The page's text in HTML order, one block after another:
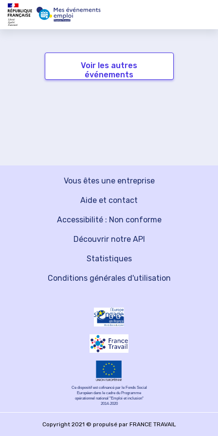
Voir les autres
événements
Vous êtes une entreprise
Découvrir notre API
Aide et contact
Statistiques
Accessibilité : Non conforme
Conditions générales d'utilisation
Ce dispositif est cofinancé par le Fonds Social
Européen dans le cadre du Programme
opérationnel national "Emploi et inclusion"
2014-2020
Copyright 2021 © propulsé par FRANCE TRAVAIL